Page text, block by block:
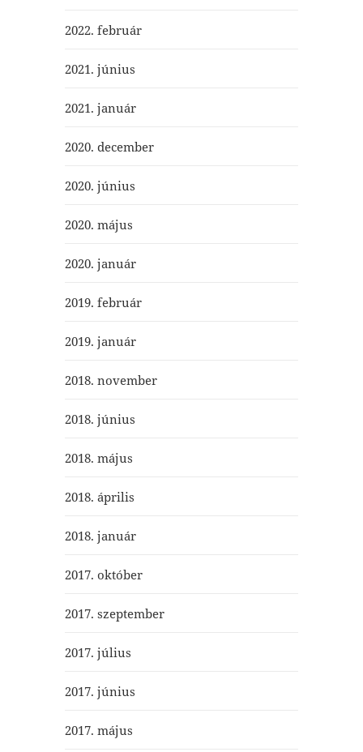
2022. február
2021. június
2021. január
2020. december
2020. június
2020. május
2020. január
2019. február
2019. január
2018. november
2018. június
2018. május
2018. április
2018. január
2017. október
2017. szeptember
2017. július
2017. június
2017. május